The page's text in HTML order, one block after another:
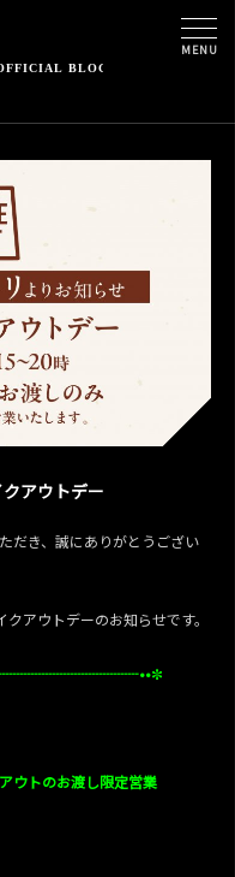
MENU
クアウトデー
だき、誠にありがとうござい
アウトデーのお知らせです。
✼
ウトのお渡し限定営業